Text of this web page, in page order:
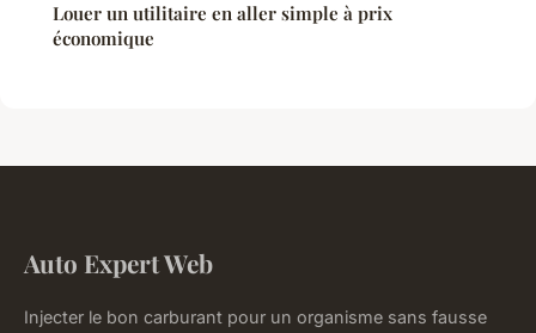
Louer un utilitaire en aller simple à prix
économique
Auto Expert Web
Injecter le bon carburant pour un organisme sans fausse